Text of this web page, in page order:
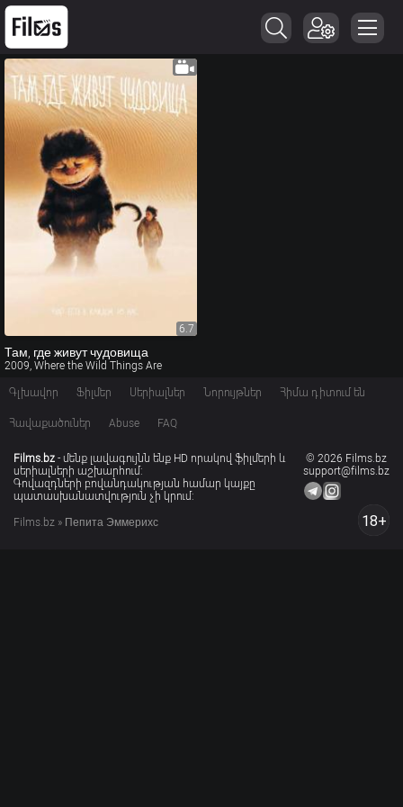
6.7
Там, где живут чудовища
2009, Where the Wild Things Are
Գլխավոր Ֆիլմեր Սերիալներ Նորույթներ Հիմա դիտում են
Հավաքածուներ Abuse FAQ
© 2026 Films.bz
support@films.bz
18+
Films.bz - մենք լավագույնն ենք HD որակով ֆիլմերի և
սերիալների աշխարհում:
Գովազդների բովանդակության համար կայքը
պատասխանատվություն չի կրում:
Films.bz » Пепита Эммерихс